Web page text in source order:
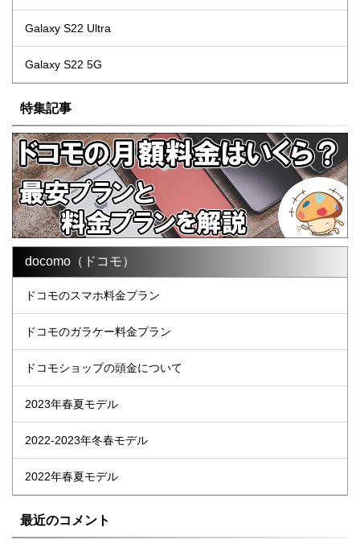
Galaxy S22 Ultra
Galaxy S22 5G
特集記事
docomo（ドコモ）
ドコモのスマホ料金プラン
ドコモのガラケー料金プラン
ドコモショップの頭金について
2023年春夏モデル
2022-2023年冬春モデル
2022年春夏モデル
最近のコメント